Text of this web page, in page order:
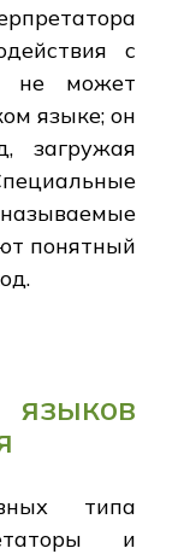
с
не может
языке; он
загружая
понятный
типа
и